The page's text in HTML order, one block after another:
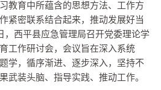
习教育中所蕴含的思想方法、工作方
紧密联系结合起来，推动发展好当
，西平县应急管理局召开党委理论学
工作研讨会，会议旨在深入系统
学，循序渐进、逐步深入，坚持不
武装头脑、指导实践、推动工作。